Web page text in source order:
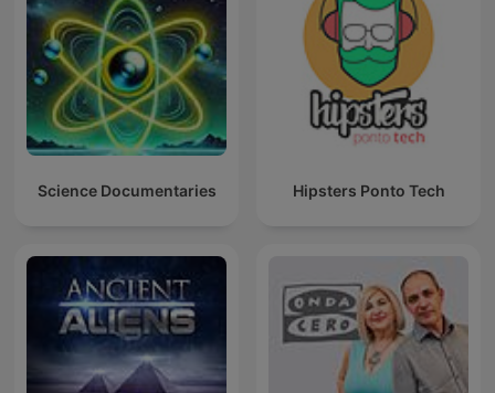
Science Documentaries Hipsters Ponto Tech